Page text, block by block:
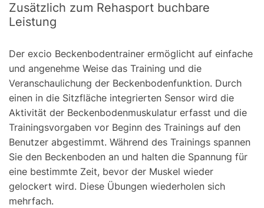
Zusätzlich zum Rehasport buchbare
Leistung
Der excio Beckenbodentrainer ermöglicht auf einfache
und angenehme Weise das Training und die
Veranschaulichung der Beckenbodenfunktion. Durch
einen in die Sitzfläche integrierten Sensor wird die
Aktivität der Beckenbodenmuskulatur erfasst und die
Trainingsvorgaben vor Beginn des Trainings auf den
Benutzer abgestimmt. Während des Trainings spannen
Sie den Beckenboden an und halten die Spannung für
eine bestimmte Zeit, bevor der Muskel wieder
gelockert wird. Diese Übungen wiederholen sich
mehrfach.